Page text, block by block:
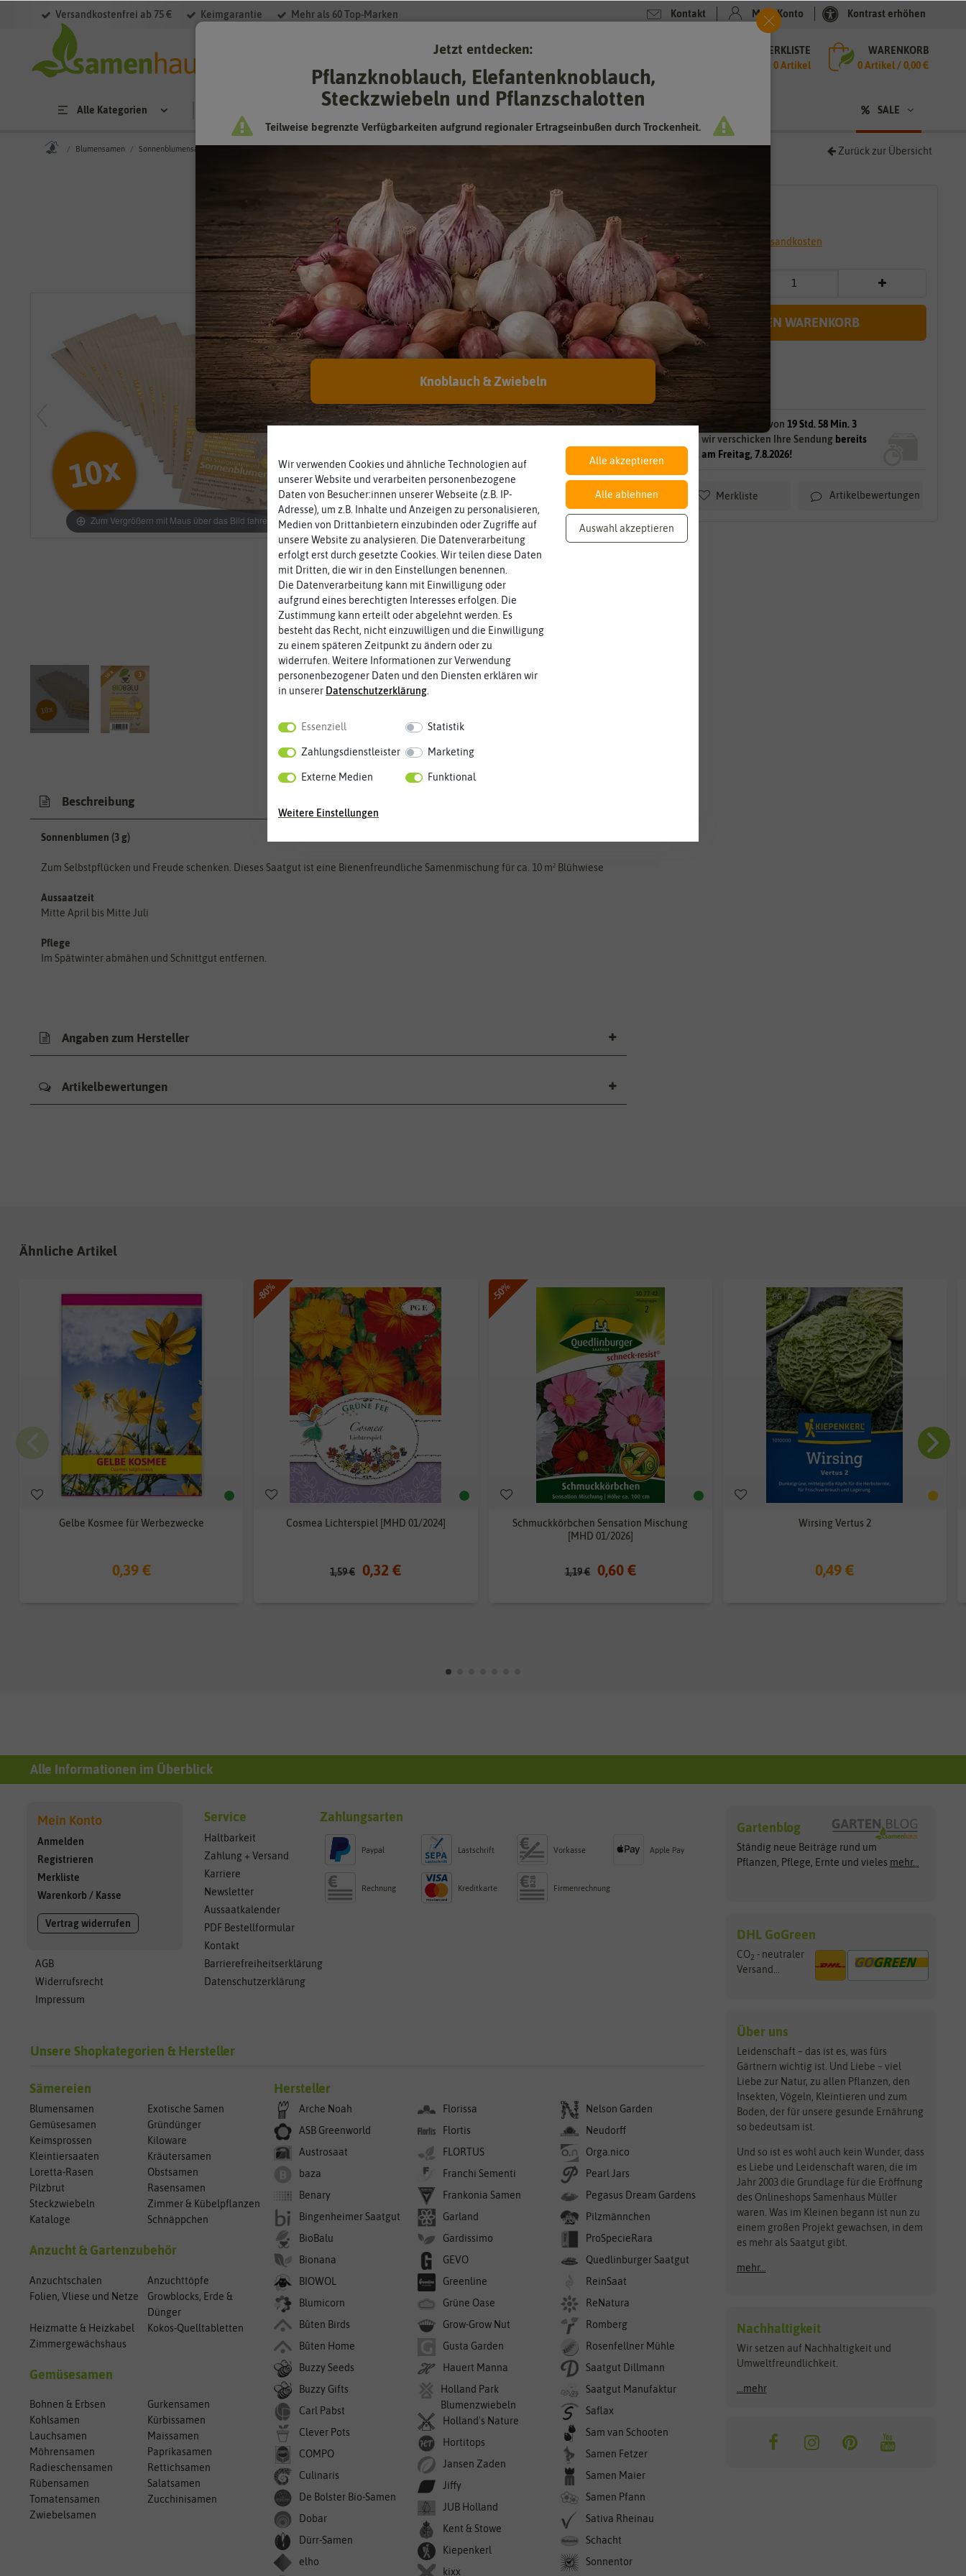
Versandkostenfrei ab 75 € Keimgarantie Mehr als 60 Top-Marken Kontakt Mein Konto Kontrast erhöhen
MERKLISTE
0 Artikel
WARENKORB
0Artikel /0,00 €
Alle Kategorien SALE
Blumensamen Sonnenblumensamen Zurück zur Übersicht
Zum Vergrößern mit Maus über das Bild fahren
* inkl. 7% MwSt. zzgl. Versandkosten
IN DEN WARENKORB
sofort lieferbar
gilt für 11
Bestellen Sie innerhalb von 19 Std. 58 Min. 2
und wir verschicken Ihre Sendung bereits
morgen, am Freitag, 7.8.2026!
Merkliste Artikelbewertungen
BIO Sonnenblumen (10 Stück)
Hersteller:
Biobalu
Artikelnummer:
BB1030
4260609970975
Öko-Kontrollstelle:
DE-ÖKO-006
Verordnung
Saatgut aus Betrieben, die nach
Landwirtschaft arbeiten. Inhalt
Beschreibung
Sonnenblumen (3 g)
Zum Selbstpflücken und Freude schenken. Dieses Saatgut ist eine Bienenfreundliche Samenmischung für ca. 10 m² Blühwiese
Aussaatzeit
Mitte April bis Mitte Juli
Pflege
Im Spätwinter abmähen und Schnittgut entfernen.
Angaben zum Hersteller
Artikelbewertungen
Ähnliche Artikel
Gelbe Kosmee für Werbezwecke
0,39 €
-80%
Cosmea Lichterspiel [MHD 01/2024]
1,59 € 0,32 €
-50%
Schmuckkörbchen Sensation Mischung
[MHD 01/2026]
1,19 € 0,60 €
Wirsing Vertus 2
0,49 €
Alle Informationen im Überblick
Mein Konto
Anmelden
Registrieren
Merkliste
Warenkorb / Kasse
Vertrag widerrufen
AGB
Widerrufsrecht
Impressum
Service
Haltbarkeit
Zahlung + Versand
Karriere
Newsletter
Aussaatkalender
PDF Bestellformular
Kontakt
Barrierefreiheitserklärung
Datenschutzerklärung
Zahlungsarten
Paypal Lastschrift Vorkasse Apple Pay
Rechnung Kreditkarte Firmenrechnung
Unsere Shopkategorien & Hersteller
Sämereien
Blumensamen
Exotische Samen
Gemüsesamen
Gründünger
Keimsprossen
Kiloware
Kleintiersaaten
Kräutersamen
Loretta-Rasen
Obstsamen
Pilzbrut
Rasensamen
Steckzwiebeln
Zimmer & Kübelpflanzen
Kataloge
Schnäppchen
Anzucht & Gartenzubehör
Anzuchtschalen
Anzuchttöpfe
Folien, Vliese und Netze
Growblocks, Erde &
Dünger
Heizmatte & Heizkabel
Kokos-Quelltabletten
Zimmergewächshaus
Gemüsesamen
Bohnen & Erbsen
Gurkensamen
Kohlsamen
Kürbissamen
Lauchsamen
Maissamen
Möhrensamen
Paprikasamen
Radieschensamen
Rettichsamen
Rübensamen
Salatsamen
Tomatensamen
Zucchinisamen
Zwiebelsamen
Hersteller
Arche Noah
ASB Greenworld
Austrosaat
baza
Benary
Bingenheimer Saatgut
BioBalu
Bionana
BIOWOL
Blumicorn
Bûten Birds
Bûten Home
Buzzy Seeds
Buzzy Gifts
Carl Pabst
Clever Pots
COMPO
Culinaris
De Bolster Bio-Samen
Dobar
Dürr-Samen
elho
Florissa
Flortis
FLORTUS
Franchi Sementi
Frankonia Samen
Garland
Gardissimo
GEVO
Greenline
Grüne Oase
Grow-Grow Nut
Gusta Garden
Hauert Manna
Holland Park
Blumenzwiebeln
Holland's Nature
Hortitops
Jansen Zaden
Jiffy
JUB Holland
Kent & Stowe
Kiepenkerl
kixx
Nelson Garden
Neudorff
Orga.nico
Pearl Jars
Pegasus Dream Gardens
Pilzmännchen
ProSpecieRara
Quedlinburger Saatgut
ReinSaat
ReNatura
Romberg
Rosenfellner Mühle
Saatgut Dillmann
Saatgut Manufaktur
Saflax
Sam van Schooten
Samen Fetzer
Samen Maier
Samen Pfann
Sativa Rheinau
Schacht
Sonnentor
Gartenblog
Ständig neue Beiträge rund um
Pflanzen, Pflege, Ernte und vieles mehr...
DHL GoGreen
CO2 - neutraler
Versand...
Über uns
Leidenschaft – das ist es, was fürs
Gärtnern wichtig ist. Und Liebe – viel
Liebe zur Natur, zu allen Pflanzen, den
Insekten, Vögeln, Kleintieren und zum
Boden, der für unsere gesunde Ernährung
so bedeutsam ist.
Und so ist es wohl auch kein Wunder, dass
es Liebe und Leidenschaft waren, die im
Jahr 2003 die Grundlage für die Eröffnung
des Onlineshops Samenhaus Müller
waren. Was im Kleinen begann ist nun zu
einem großen Projekt gewachsen, in dem
es mehr als Saatgut gibt.
mehr...
Nachhaltigkeit
Wir setzen auf Nachhaltigkeit und
Umweltfreundlichkeit.
...mehr
Wir verwenden Cookies und ähnliche Technologien auf
unserer Website und verarbeiten personenbezogene
Daten von Besucher:innen unserer Webseite (z.B. IP-
Adresse), um z.B. Inhalte und Anzeigen zu personalisieren,
Medien von Drittanbietern einzubinden oder Zugriffe auf
unsere Website zu analysieren. Die Datenverarbeitung
erfolgt erst durch gesetzte Cookies. Wir teilen diese Daten
mit Dritten, die wir in den Einstellungen benennen.
Die Datenverarbeitung kann mit Einwilligung oder
aufgrund eines berechtigten Interesses erfolgen. Die
Zustimmung kann erteilt oder abgelehnt werden. Es
besteht das Recht, nicht einzuwilligen und die Einwilligung
zu einem späteren Zeitpunkt zu ändern oder zu
widerrufen. Weitere Informationen zur Verwendung
personenbezogener Daten und den Diensten erklären wir
in unserer Daten­schutz­erklärung.
Essenziell Statistik
Zahlungsdienstleister Marketing
Externe Medien Funktional
Weitere Einstellungen
Alle akzeptieren
Alle ablehnen
Auswahl akzeptieren
Jetzt entdecken:
Pflanzknoblauch, Elefantenknoblauch,
Steckzwiebeln und Pflanzschalotten
Teilweise begrenzte Verfügbarkeiten aufgrund regionaler Ertragseinbußen durch Trockenheit.
Knoblauch & Zwiebeln